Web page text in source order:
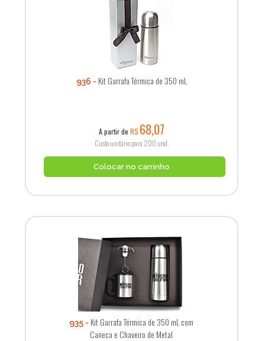
936 Kit Garrafa Térmica de 350 mL
A partir de R$ 68,07
Custo unitário para 200 und.
Colocar no carrinho
935
Kit Garrafa Térmica de 350 mL com
Caneca e Chaveiro de Metal